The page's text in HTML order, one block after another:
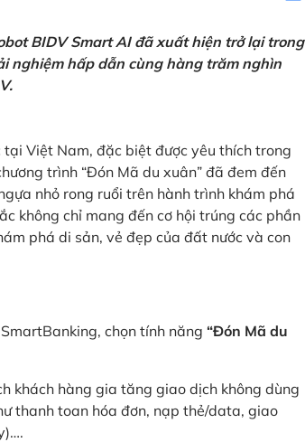
BIDV Smart AI đã xuất hiện trở lại trong
nghiệm hấp dẫn cùng hàng trăm nghìn
Việt Nam, đặc biệt được yêu thích trong
trình “Đón Mã du xuân” đã đem đến
nhỏ rong ruổi trên hành trình khám phá
không chỉ mang đến cơ hội trúng các phần
phá di sản, vẻ đẹp của đất nước và con
chọn tính năng “Đón Mã du
khách hàng gia tăng giao dịch không dùng
thanh toan hóa đơn, nạp thẻ/data, giao